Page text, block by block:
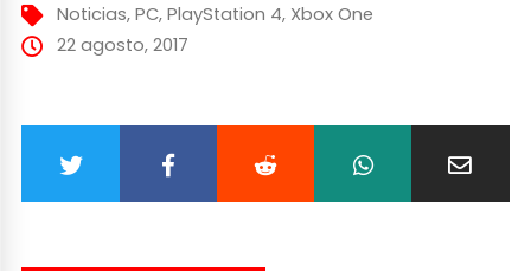
Noticias, PC, PlayStation 4, Xbox One
22 agosto, 2017